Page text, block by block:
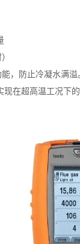
，防止冷凝水满溢
现在超高温工况下的